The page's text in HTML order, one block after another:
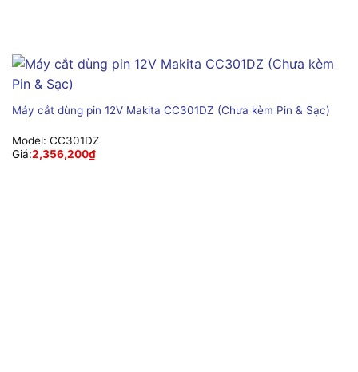
Máy cắt dùng pin 12V Makita CC301DZ (Chưa kèm Pin & Sạc)
Model: CC301DZ
Giá:2,356,200₫